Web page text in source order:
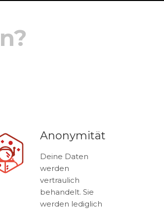
Anonymität
Deine Daten
werden
vertraulich
behandelt. Sie
werden lediglich